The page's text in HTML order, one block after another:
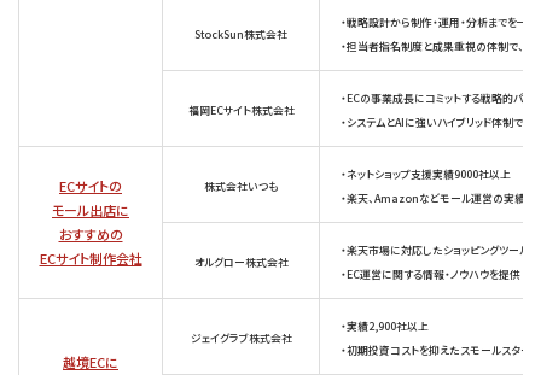
StockSun株式会社
・戦略設計から制作・運用・分析までを一
・担当者指名制度と成果重視の体制で、
福岡ECサイト株式会社
・ECの事業成長にコミットする戦略的パー
・システムとAIに強いハイブリッド体制で
ECサイトの
モール出店に
おすすめの
ECサイト制作会社
株式会社いつも
・ネットショップ支援実績9000社以上
・楽天、Amazonなどモール運営の実績が
オルグロー株式会社
・楽天市場に対応したショッピングツール
・EC運営に関する情報・ノウハウを提供
越境ECに
ジェイグラブ株式会社
・実績2,900社以上
・初期投資コストを抑えたスモールスター